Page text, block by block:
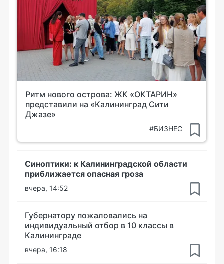
Ритм нового острова: ЖК «ОКТАРИН»
представили на «Калининград Сити
Джазе»
#БИЗНЕС
Синоптики: к Калининградской области
приближается опасная гроза
вчера, 14:52
Губернатору пожаловались на
индивидуальный отбор в 10 классы в
Калининграде
вчера, 16:18